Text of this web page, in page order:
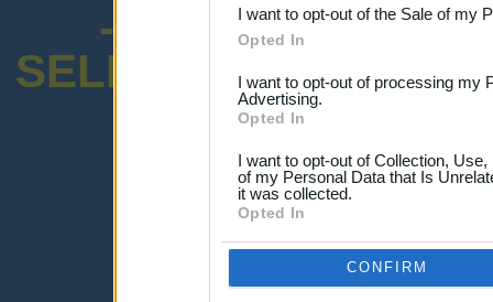
I want to opt-out of the Sale of my
Opted In
I want to opt-out of processing my
Advertising.
Opted In
I want to opt-out of Collection,
of my Personal Data that Is
it was collected.
Opted In
CONFIRM
-ENCUESTA
SELECTIVO
¡Advertencia!
Por favor ingresa abajo o haz clic-
Ingresar